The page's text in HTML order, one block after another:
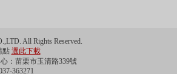
All Rights Reserved.
點 選此下載
：苗栗市玉清路339號
363271